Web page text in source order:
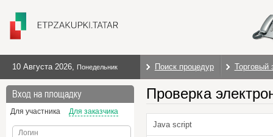
10 Августа 2026, Понедельник Поиск процедур Торговый
Вход на площадку
Для участника Для заказчика
Логин
Проверка
Java script